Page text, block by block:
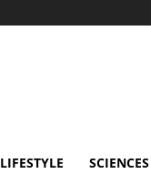
LIFESTYLE SCIENCES